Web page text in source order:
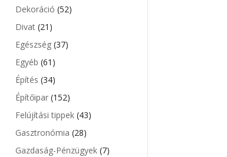
Dekoráció (52)
Divat (21)
Egészség (37)
Egyéb (61)
Építés (34)
Építőipar (152)
Felújítási tippek (43)
Gasztronómia (28)
Gazdaság-Pénzügyek (7)